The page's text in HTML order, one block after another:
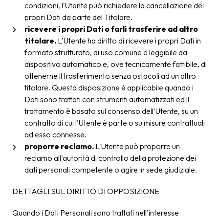
condizioni, l'Utente può richiedere la cancellazione dei
propri Dati da parte del Titolare.
ricevere i propri Dati o farli trasferire ad altro
titolare. L'Utente ha diritto di ricevere i propri Dati in
formato strutturato, di uso comune e leggibile da
dispositivo automatico e, ove tecnicamente fattibile, di
ottenerne il trasferimento senza ostacoli ad un altro
titolare. Questa disposizione è applicabile quando i
Dati sono trattati con strumenti automatizzati ed il
trattamento è basato sul consenso dell'Utente, su un
contratto di cui l'Utente è parte o su misure contrattuali
ad esso connesse.
proporre reclamo. L'Utente può proporre un
reclamo all'autorità di controllo della protezione dei
dati personali competente o agire in sede giudiziale.
DETTAGLI SUL DIRITTO DI OPPOSIZIONE
Quando i Dati Personali sono trattati nell'interesse